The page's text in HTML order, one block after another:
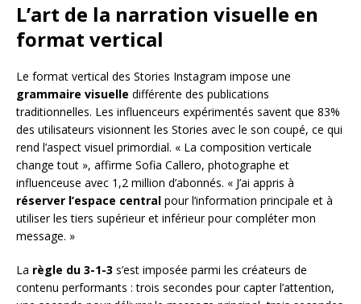
L’art de la narration visuelle en
format vertical
Le format vertical des Stories Instagram impose une
grammaire visuelle différente des publications
traditionnelles. Les influenceurs expérimentés savent que 83%
des utilisateurs visionnent les Stories avec le son coupé, ce qui
rend l’aspect visuel primordial. « La composition verticale
change tout », affirme Sofia Callero, photographe et
influenceuse avec 1,2 million d’abonnés. « J’ai appris à
réserver l’espace central pour l’information principale et à
utiliser les tiers supérieur et inférieur pour compléter mon
message. »
La règle du 3-1-3 s’est imposée parmi les créateurs de
contenu performants : trois secondes pour capter l’attention,